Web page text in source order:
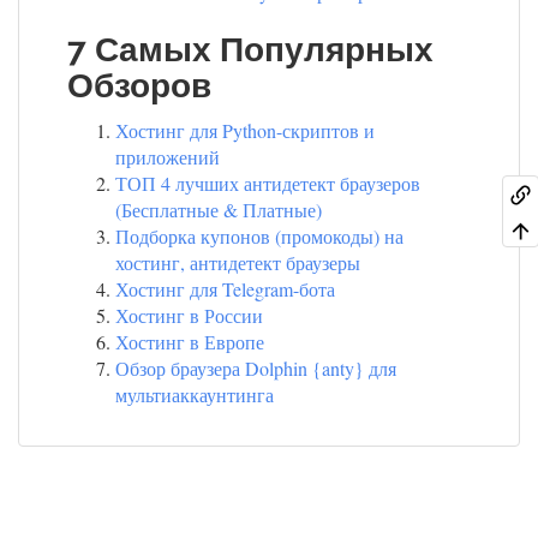
7 Самых Популярных
Обзоров
Хостинг для Python-скриптов и
приложений
ТОП 4 лучших антидетект браузеров
(Бесплатные & Платные)
Подборка купонов (промокоды) на
хостинг, антидетект браузеры
Хостинг для Telegram-бота
Хостинг в России
Хостинг в Европе
Обзор браузера Dolphin {anty} для
мультиаккаунтинга